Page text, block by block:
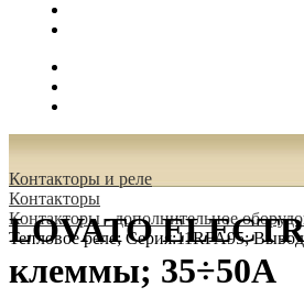
Контакторы и реле
Контакторы
Контакторы - дополнительное
Тепловое реле; Серия:11RFA95;
LOVATO
клеммы; 35÷50А